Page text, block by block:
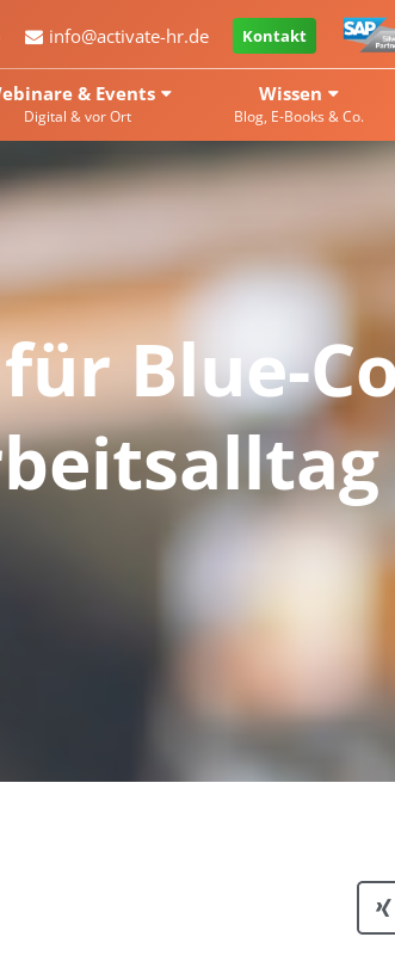
info@activate-hr.de Kontakt
& Events
Digital & vor Ort
Wissen
Blog, E-Books & Co.
Blue-